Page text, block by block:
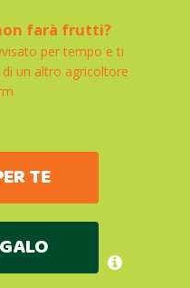
farà frutti?
per tempo e ti
un altro agricoltore
TE